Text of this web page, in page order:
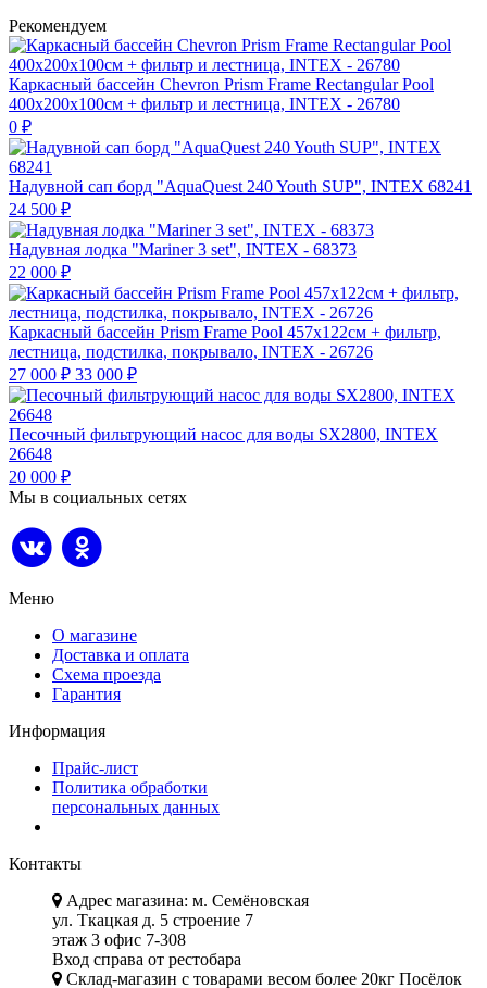
Рекомендуем
Каркасный бассейн Chevron Prism Frame Rectangular Pool
400х200х100см + фильтр и лестница, INTEX - 26780
0 ₽
Надувной сап борд "AquaQuest 240 Youth SUP", INTEX 68241
24 500 ₽
Надувная лодка "Mariner 3 set", INTEX - 68373
22 000 ₽
Каркасный бассейн Prism Frame Pool 457х122см + фильтр,
лестница, подстилка, покрывало, INTEX - 26726
27 000 ₽ 33 000 ₽
Песочный фильтрующий насос для воды SX2800, INTEX
26648
20 000 ₽
Мы в социальных сетях
Меню
О магазине
Доставка и оплата
Схема проезда
Гарантия
Информация
Прайс-лист
Политика обработки
персональных данных
Контакты
Адрес магазина: м. Семёновская
ул. Ткацкая д. 5 строение 7
этаж 3 офис 7-308
Вход справа от рестобара
Склад-магазин с товарами весом более 20кг Посёлок